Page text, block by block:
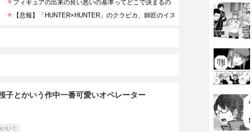
子とかいう作中一番可愛いオペレーター
い！